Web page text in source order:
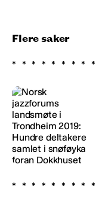
Flere saker